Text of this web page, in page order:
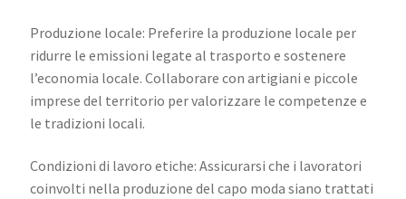
Produzione locale: Preferire la produzione locale per
ridurre le emissioni legate al trasporto e sostenere
l’economia locale. Collaborare con artigiani e piccole
imprese del territorio per valorizzare le competenze e
le tradizioni locali.
Condizioni di lavoro etiche: Assicurarsi che i lavoratori
coinvolti nella produzione del capo moda siano trattati